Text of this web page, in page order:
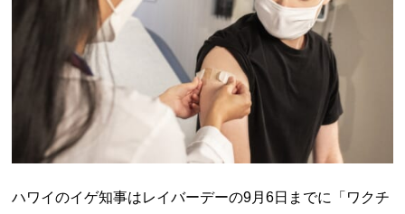
ハワイのイゲ知事はレイバーデーの9月6日までに「ワクチ